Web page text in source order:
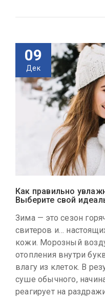
09
Дек
Как правильно
Выберите свой
Зима — это сезон
свитеров и…
кожи. Морозный
отопления внутри
влагу из клеток. В
суше обычного,
реагирует на